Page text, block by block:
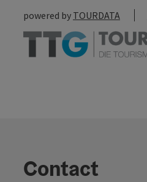
powered by TOURDATA
Contact